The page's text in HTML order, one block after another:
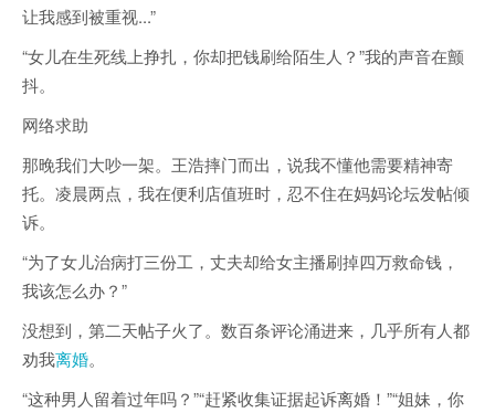
让我感到被重视...”
“女儿在生死线上挣扎，你却把钱刷给陌生人？”我的声音在颤
抖。
网络求助
那晚我们大吵一架。王浩摔门而出，说我不懂他需要精神寄
托。凌晨两点，我在便利店值班时，忍不住在妈妈论坛发帖倾
诉。
“为了女儿治病打三份工，丈夫却给女主播刷掉四万救命钱，
我该怎么办？”
没想到，第二天帖子火了。数百条评论涌进来，几乎所有人都
劝我离婚。
“这种男人留着过年吗？”“赶紧收集证据起诉离婚！”“姐妹，你